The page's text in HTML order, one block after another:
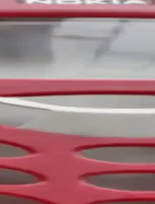
analiz ederek
akıllı telefondur.
seçmenize